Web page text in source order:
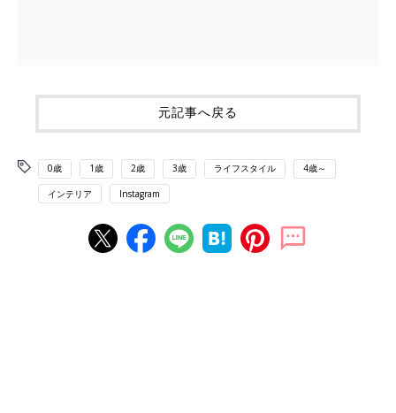
元記事へ戻る
0歳 1歳 2歳 3歳 ライフスタイル 4歳～
インテリア Instagram